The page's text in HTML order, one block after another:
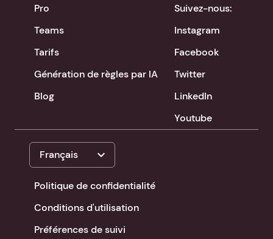
Pro
Teams
Tarifs
Génération de règles par IA
Blog
Suivez-nous:
Instagram
Facebook
Twitter
LinkedIn
Youtube
Français expand_more
Politique de confidentialité
Conditions d'utilisation
Préférences de suivi